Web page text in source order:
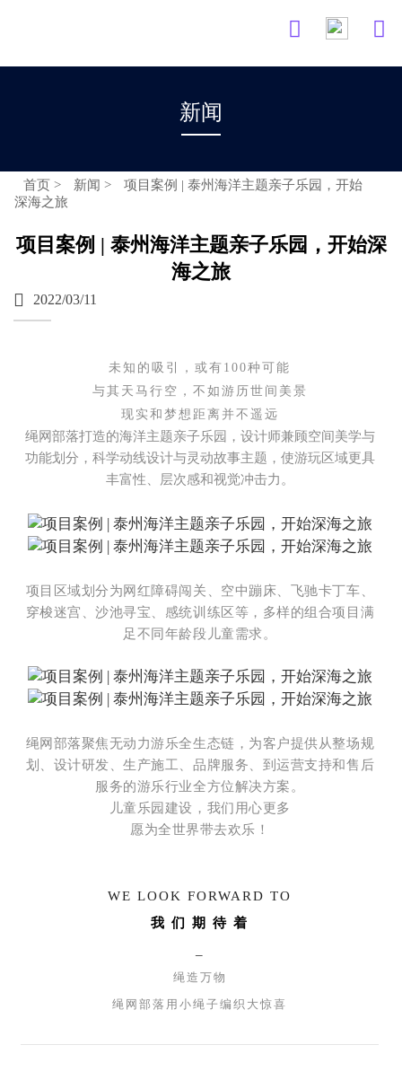
 
新闻
首页 > 新闻 >
项目案例 | 泰州海洋主题亲子乐园，开始
深海之旅
项目案例 | 泰州海洋主题亲子乐园，开始深
海之旅
 2022/03/11
未知的吸引，或有100种可能
与其天马行空，不如游历世间美景
现实和梦想距离并不遥远
绳网部落打造的海洋主题亲子乐园，设计师兼顾空间美学与
功能划分，科学动线设计与灵动故事主题，使游玩区域更具
丰富性、层次感和视觉冲击力。
项目区域划分为网红障碍闯关、空中蹦床、飞驰卡丁车、
穿梭迷宫、沙池寻宝、感统训练区等，多样的组合项目满
足不同年龄段儿童需求。
绳网部落聚焦无动力游乐全生态链，为客户提供从整场规
划、设计研发、生产施工、品牌服务、到运营支持和售后
服务的游乐行业全方位解决方案。
儿童乐园建设，我们用心更多
愿为全世界带去欢乐！
WE LOOK FORWARD TO
我 们 期 待 着
绳造万物
绳网部落用小绳子编织大惊喜